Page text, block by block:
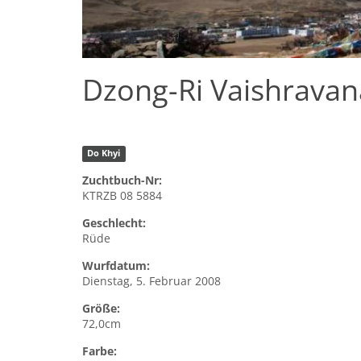
Dzong-Ri
Do Khyi
Zuchtbuch-Nr:
KTRZB 08 5884
Geschlecht:
Rüde
Wurfdatum:
Dienstag, 5. Februar 2008
Größe:
72,0cm
Farbe: